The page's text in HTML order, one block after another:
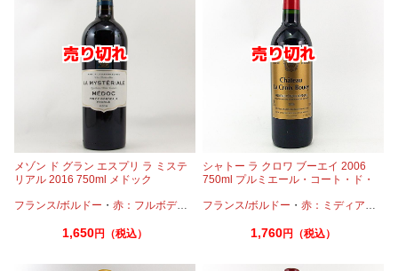
メゾン ド グラン エスプリ ラ ミステ
リアル 2016 750ml メドック
フランス/ボルドー ・ 赤：フルボディ カベルネ・カベルネフラン・プティヴェ
1,650円（税込）
シャトー ラ クロワ ブーエイ 2006
750ml プルミエール・コート・ド・
フランス/ボルドー ・赤：ミディアムボディ
1,760円（税込）